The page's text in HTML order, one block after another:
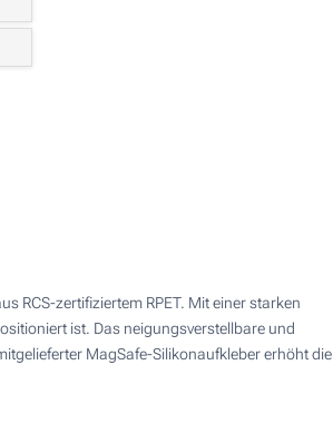
RCS-zertifiziertem RPET. Mit einer starken
ist. Das neigungsverstellbare und
MagSafe-Silikonaufkleber erhöht die